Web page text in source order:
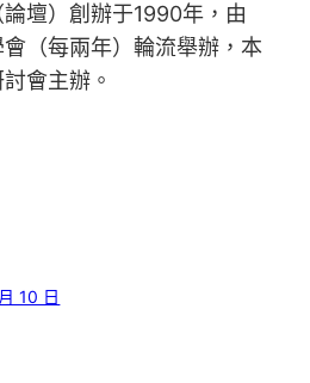
壇）創辦于1990年，由
（每兩年）輪流舉辦，本
會主辦。
10 日